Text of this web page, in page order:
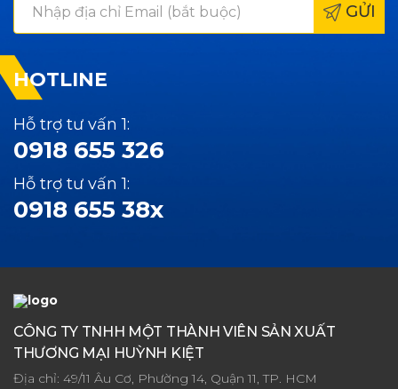
GỬI
HOTLINE
Hỗ trợ tư vấn 1:
0918 655 326
Hỗ trợ tư vấn 1:
0918 655 38x
CÔNG TY TNHH MỘT THÀNH VIÊN SẢN XUẤT
THƯƠNG MẠI HUỲNH KIỆT
Địa chỉ: 49/11 Âu Cơ, Phường 14, Quận 11, TP. HCM